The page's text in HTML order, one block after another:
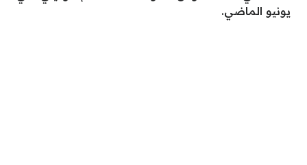
يونيو الماضي.